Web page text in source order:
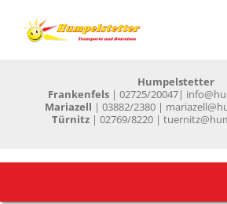
Humpelstetter
Frankenfels | 02725/20047|
Mariazell | 03882/2380 |
Türnitz | 02769/8220 |